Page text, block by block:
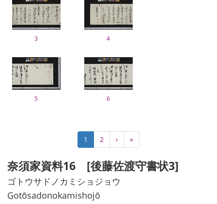
3 4
5 6
Current
page
1 Page
2
Next
page
›
Last
page
»
奈須家資料16 [後藤佐渡守書状3]
ゴトウサドノカミショジョウ
Gotōsadonokamishojō